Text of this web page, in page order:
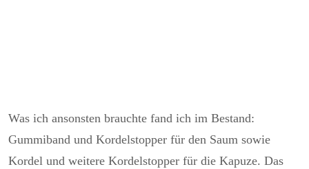
Was ich ansonsten brauchte fand ich im Bestand:
Gummiband und Kordelstopper für den Saum sowie
Kordel und weitere Kordelstopper für die Kapuze. Das